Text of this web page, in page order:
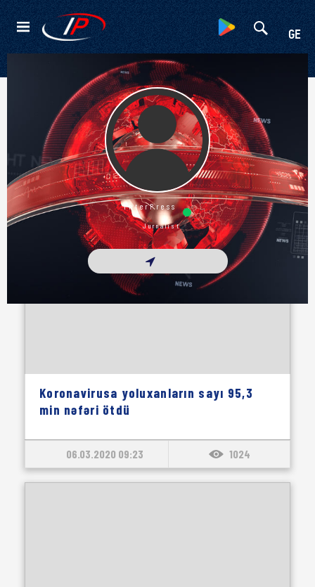
GE
Kateqoriyalar
InterPress
Jurnalist
Koronavirusa yoluxanların sayı 95,3
min nəfəri ötdü
06.03.2020 09:23 1024